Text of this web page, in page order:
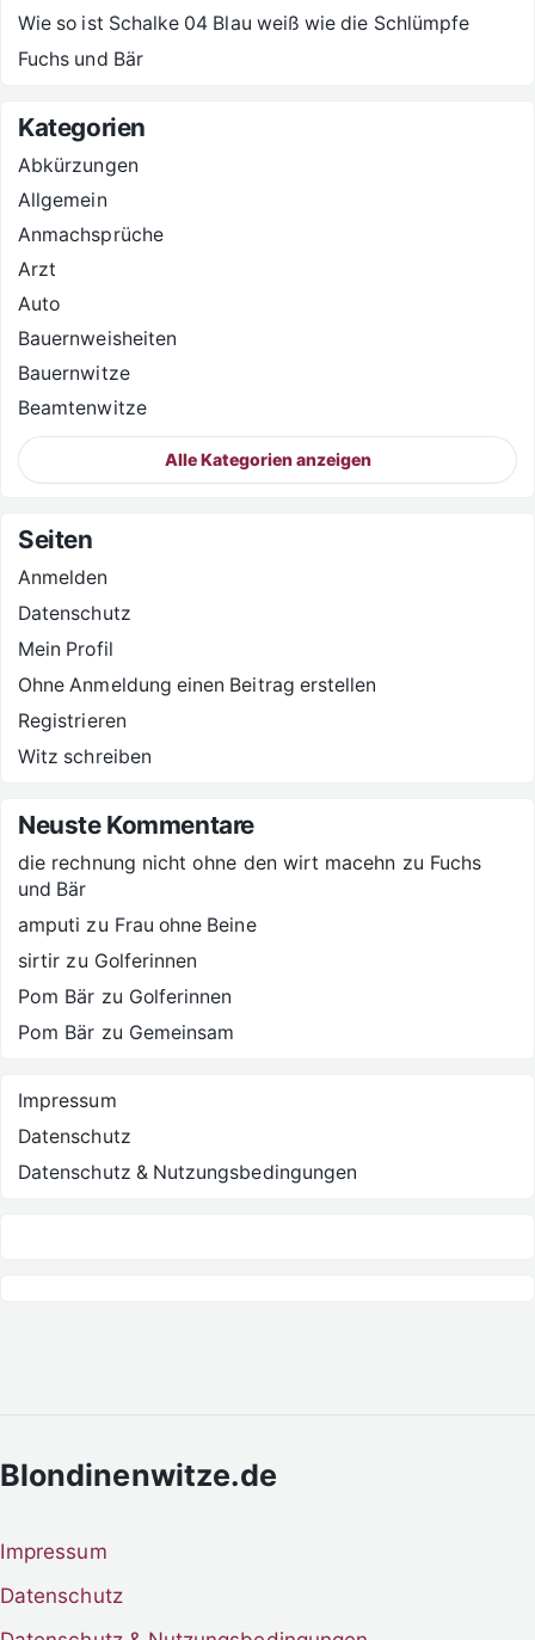
Wie so ist Schalke 04 Blau weiß wie die Schlümpfe
Fuchs und Bär
Kategorien
Abkürzungen
Allgemein
Anmachsprüche
Arzt
Auto
Bauernweisheiten
Bauernwitze
Beamtenwitze
Alle Kategorien anzeigen
Seiten
Anmelden
Datenschutz
Mein Profil
Ohne Anmeldung einen Beitrag erstellen
Registrieren
Witz schreiben
Neuste Kommentare
die rechnung nicht ohne den wirt macehn zu Fuchs
und Bär
amputi zu Frau ohne Beine
sirtir zu Golferinnen
Pom Bär zu Golferinnen
Pom Bär zu Gemeinsam
Impressum
Datenschutz
Datenschutz & Nutzungsbedingungen
Blondinenwitze.de
Impressum
Datenschutz